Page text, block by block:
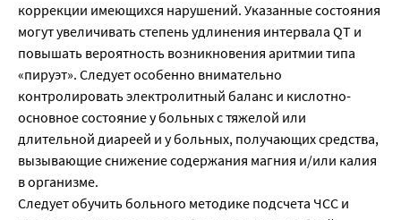
коррекции имеющихся нарушений. Указанные состояния
могут увеличивать степень удлинения интервала QT и
повышать вероятность возникновения аритмии типа
«пируэт». Следует особенно внимательно
контролировать электролитный баланс и кислотно-
основное состояние у больных с тяжелой или
длительной диареей и у больных, получающих средства,
вызывающие снижение содержания магния и/или калия
в организме.
Следует обучить больного методике подсчета ЧСС и